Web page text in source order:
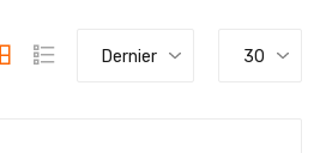
Dernier 30